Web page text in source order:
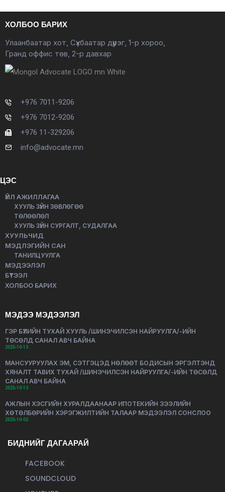
ХОЛБОО БАРИХ
Улаанбаатар хот, Сүхбаатар дүүрэг, 1-р хороо,
Гранд оффис төв, 2-р давхар
+976 7011-9206
+976 7012-9206
+976 11-329206
info@advocate.mn
ЦЭС
ҮЙЛ АЖИЛЛАГАА
ХУУЛЬ ЗҮЙН ЗӨВЛӨГӨӨ
ТӨЛӨӨЛӨЛ
ХУУЛЬ ЗҮЙН СУРГАЛТ, СУДАЛГАА
ХУУЛЬЧИД
МЭДЛЭГИЙН САН
ТАНИЛЦУУЛГА
МЭДЭЭЛЭЛ
БҮТЭЭЛ
ХОЛБОО БАРИХ
МЭДЭЭ МЭДЭЭЛЭЛ
ГЭР БҮЛИЙН ТУХАЙ ХУУЛЬ /ШИНЭЧИЛСЭН НАЙРУУЛГА/-ИЙН
ТӨСӨЛД САНАЛ АВЧ БАЙНА
2025-10-13
МАНСУУРУУЛАХ ЭМ, СЭТГЭЦЭД НӨЛӨӨТ БОДИСЫН ЭРГЭЛТЭНД
ХЯНАЛТ ТАВИХ ТУХАЙ /ШИНЭЧИЛСЭН НАЙРУУЛГА/-ИЙН ТӨСӨЛД
САНАЛ АВЧ БАЙНА
2025-10-13
АЖЛЫН ХЭСГИЙН ХУРАЛДААНААР ИПОТЕКИЙН ЗЭЭЛИЙН
ХӨТӨЛБӨРИЙН ХЭРЭГЖИЛТИЙН ТАЛААР МЭДЭЭЛЭЛ СОНСЛОО
2025-10-02
БИДНИЙГ ДАГААРАЙ
FACEBOOK
SOUNDCLOUD